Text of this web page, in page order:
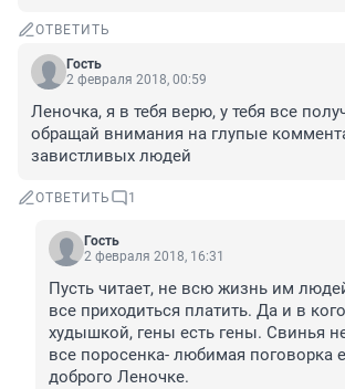
ОТВЕТИТЬ
Гость
2 февраля 2018, 00:59
Леночка, я в тебя верю, у тебя все
обращай внимания на глупые
завистливых людей
ОТВЕТИТЬ 1
Гость
2 февраля 2018, 16:31
Пусть читает, не всю жизнь им
все приходиться платить. Да и в
худышкой, гены есть гены. Свинья
все поросенка- любимая поговорка
доброго Леночке.